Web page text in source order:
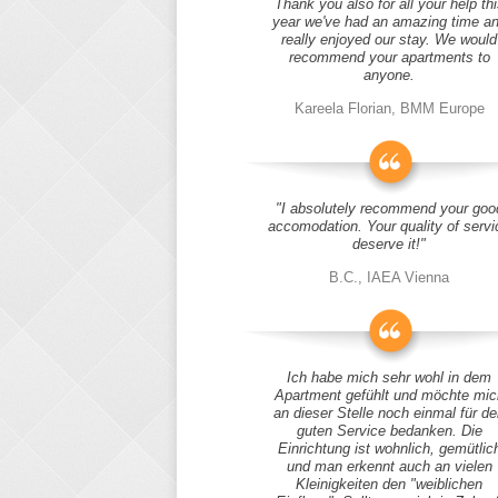
Thank you also for all your help
year we've had an amazing time
really enjoyed our stay. We would
recommend your apartments to
anyone.
Kareela Florian, BMM Europe
"I absolutely recommend your
accomodation. Your quality of
deserve it!"
B.C., IAEA Vienna
Ich habe mich sehr wohl in dem
Apartment gefühlt und möchte
an dieser Stelle noch einmal für
guten Service bedanken. Die
Einrichtung ist wohnlich,
und man erkennt auch an vielen
Kleinigkeiten den "weiblichen